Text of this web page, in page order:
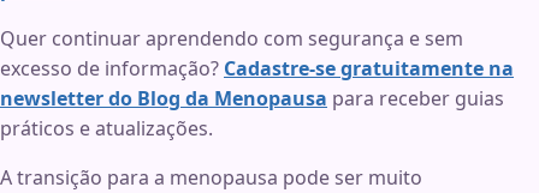
Quer continuar aprendendo com segurança e sem
excesso de informação? Cadastre-se gratuitamente na
newsletter do Blog da Menopausa para receber guias
práticos e atualizações.
A transição para a menopausa pode ser muito